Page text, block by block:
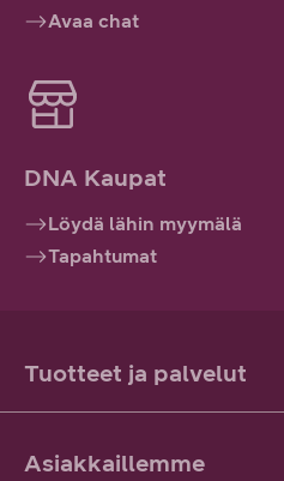
Avaa chat
DNA Kaupat
Löydä lähin myymälä
Tapahtumat
Tuotteet ja palvelut
Asiakkaillemme